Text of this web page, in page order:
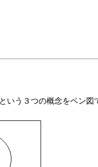
う３つの概念をベン図